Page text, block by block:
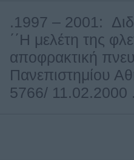
.1997 – 2001:
΄΄Η μελέτη της
αποφρακτική
Πανεπιστημίου
5766/ 11.02.2000